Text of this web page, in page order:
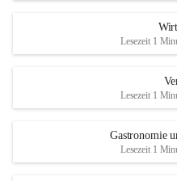
Lesezeit 1
Lesezeit 1
Gastronomie
Lesezeit 1